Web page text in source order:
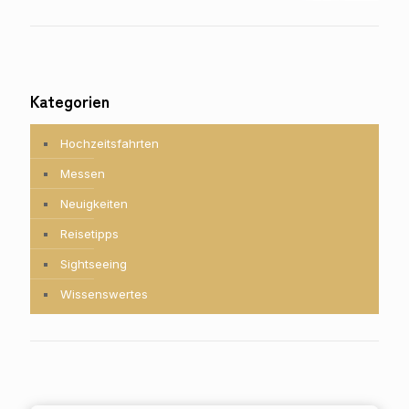
Kategorien
Hochzeitsfahrten
Messen
Neuigkeiten
Reisetipps
Sightseeing
Wissenswertes